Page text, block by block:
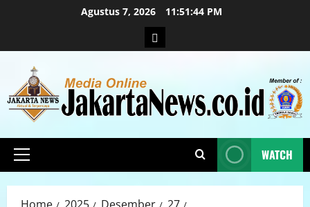
Agustus 7, 2026 11:51:45 PM
WATCH